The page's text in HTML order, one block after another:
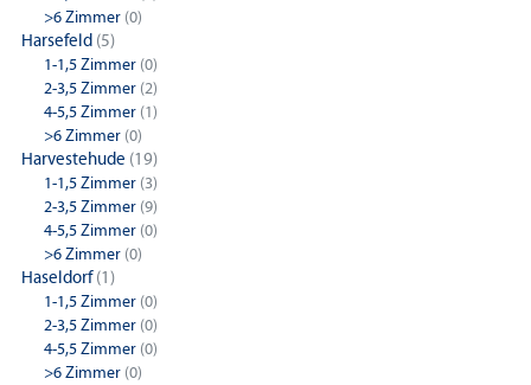
>6 Zimmer (0)
Harsefeld (5)
1-1,5 Zimmer (0)
2-3,5 Zimmer (2)
4-5,5 Zimmer (1)
>6 Zimmer (0)
Harvestehude (19)
1-1,5 Zimmer (3)
2-3,5 Zimmer (9)
4-5,5 Zimmer (0)
>6 Zimmer (0)
Haseldorf(1)
1-1,5 Zimmer (0)
2-3,5 Zimmer (0)
4-5,5 Zimmer (0)
>6 Zimmer (0)